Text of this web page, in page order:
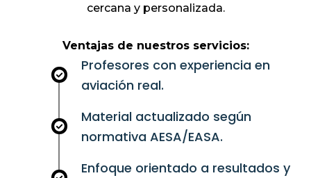
cercana y personalizada.
Ventajas de nuestros servicios:
Profesores con experiencia en
aviación real.
Material actualizado según
normativa AESA/EASA.
Enfoque orientado a resultados y